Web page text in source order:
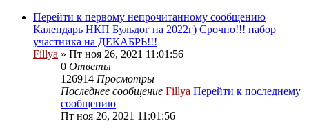
Перейти к первому непрочитанному сообщению
Календарь НКП Бульдог на 2022г) Срочно!!! набор
участника на ДЕКАБРЬ!!!
Fillya » Пт ноя 26, 2021 11:01:56
0 Ответы
126914 Просмотры
Последнее сообщение Fillya Перейти к последнему
сообщению
Пт ноя 26, 2021 11:01:56